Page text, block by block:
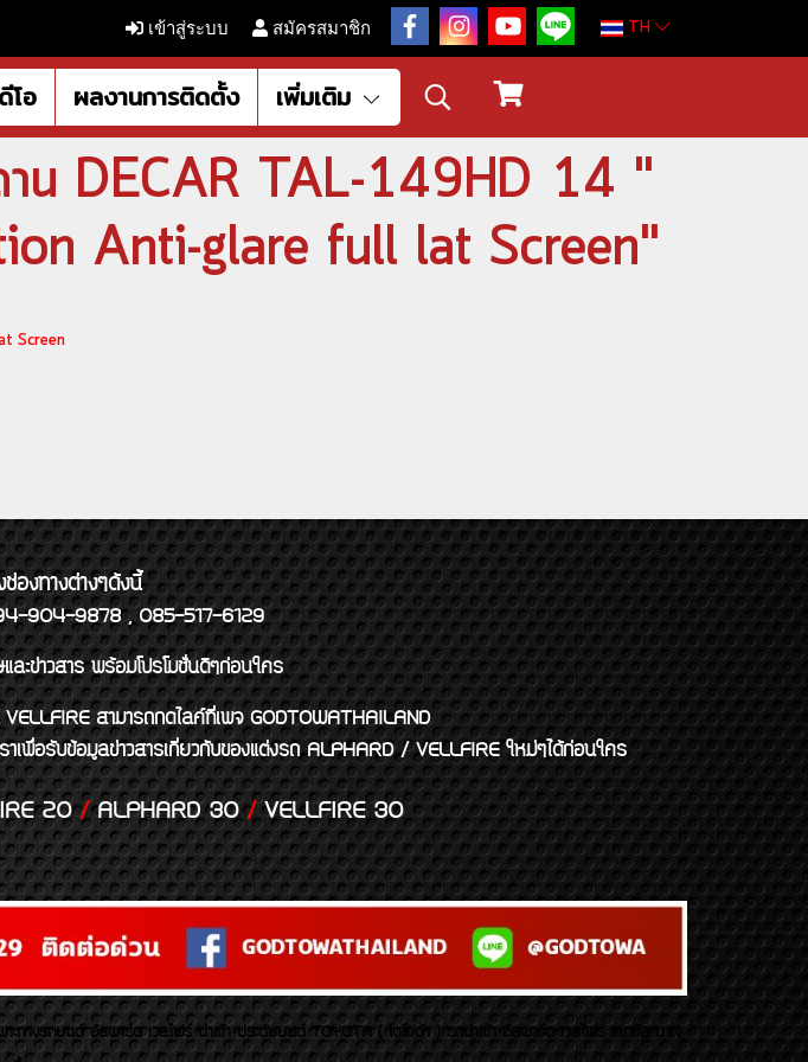
เข้าสู่ระบบ สมัครสมาชิก TH
โอ ผลงานการติดตั้ง เพิ่มเติม
าน DECAR TAL-149HD 14 "
Anti-glare full lat Screen"
Screen
องทางต่างๆดังนี้
904-9878 , 085-517-6129
ละข่าวสาร พร้อมโปรโมชั่นดีๆก่อนใคร
สามารถกดไลค์ที่เพจ GODTOWATHAILAND
าเพื่อรับข้อมูลข่าวสารเกี่ยวกับของแต่งรถ ALPHARD / VELLFIRE ใหม่ๆได้ก่อนใคร
20/ALPHARD 30/VELLFIRE 30
งรถยนต์ อัลพาร์ด เวลไฟร์ นำเข้า ประดับยนต์ TOYOTA ( โตโยต้า ) รถนำเข้า อัลพาร์ด เวลไฟร์ เลกซัส มาเจ